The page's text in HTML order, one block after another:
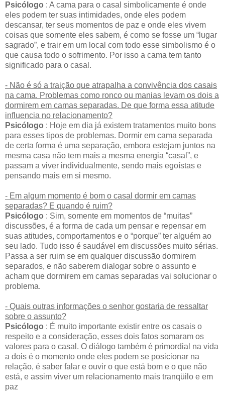
Psicólogo : A cama para o casal simbolicamente é onde
eles podem ter suas intimidades, onde eles podem
descansar, ter seus momentos de paz e onde eles vivem
coisas que somente eles sabem, é como se fosse um “lugar
sagrado”, e trair em um local com todo esse simbolismo é o
que causa todo o sofrimento. Por isso a cama tem tanto
significado para o casal.
- Não é só a traição que atrapalha a convivência dos casais
na cama. Problemas como ronco ou manias levam os dois a
dormirem em camas separadas. De que forma essa atitude
influencia no relacionamento?
Psicólogo : Hoje em dia já existem tratamentos muito bons
para esses tipos de problemas. Dormir em cama separada
de certa forma é uma separação, embora estejam juntos na
mesma casa não tem mais a mesma energia “casal”, e
passam a viver individualmente, sendo mais egoístas e
pensando mais em si mesmo.
- Em algum momento é bom o casal dormir em camas
separadas? E quando é ruim?
Psicólogo : Sim, somente em momentos de “muitas”
discussões, é a forma de cada um pensar e repensar em
suas atitudes, comportamentos e o “porque” ter alguém ao
seu lado. Tudo isso é saudável em discussões muito sérias.
Passa a ser ruim se em qualquer discussão dormirem
separados, e não saberem dialogar sobre o assunto e
acham que dormirem em camas separadas vai solucionar o
problema.
- Quais outras informações o senhor gostaria de ressaltar
sobre o assunto?
Psicólogo : É muito importante existir entre os casais o
respeito e a consideração, esses dois fatos somaram os
valores para o casal. O diálogo também é primordial na vida
a dois é o momento onde eles podem se posicionar na
relação, é saber falar e ouvir o que está bom e o que não
está, e assim viver um relacionamento mais tranqüilo e em
paz